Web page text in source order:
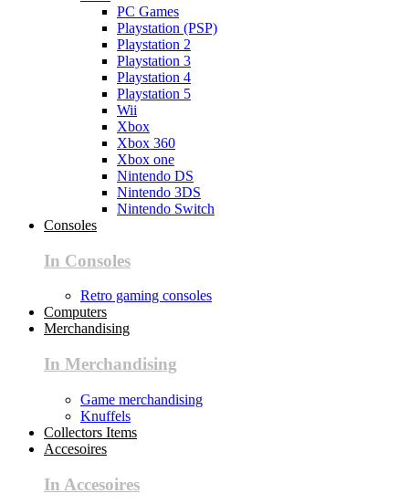
PC Games
Playstation (PSP)
Playstation 2
Playstation 3
Playstation 4
Playstation 5
Wii
Xbox
Xbox 360
Xbox one
Nintendo DS
Nintendo 3DS
Nintendo Switch
Consoles
In Consoles
Retro gaming consoles
Computers
Merchandising
In Merchandising
Game merchandising
Knuffels
Collectors Items
Accesoires
In Accesoires